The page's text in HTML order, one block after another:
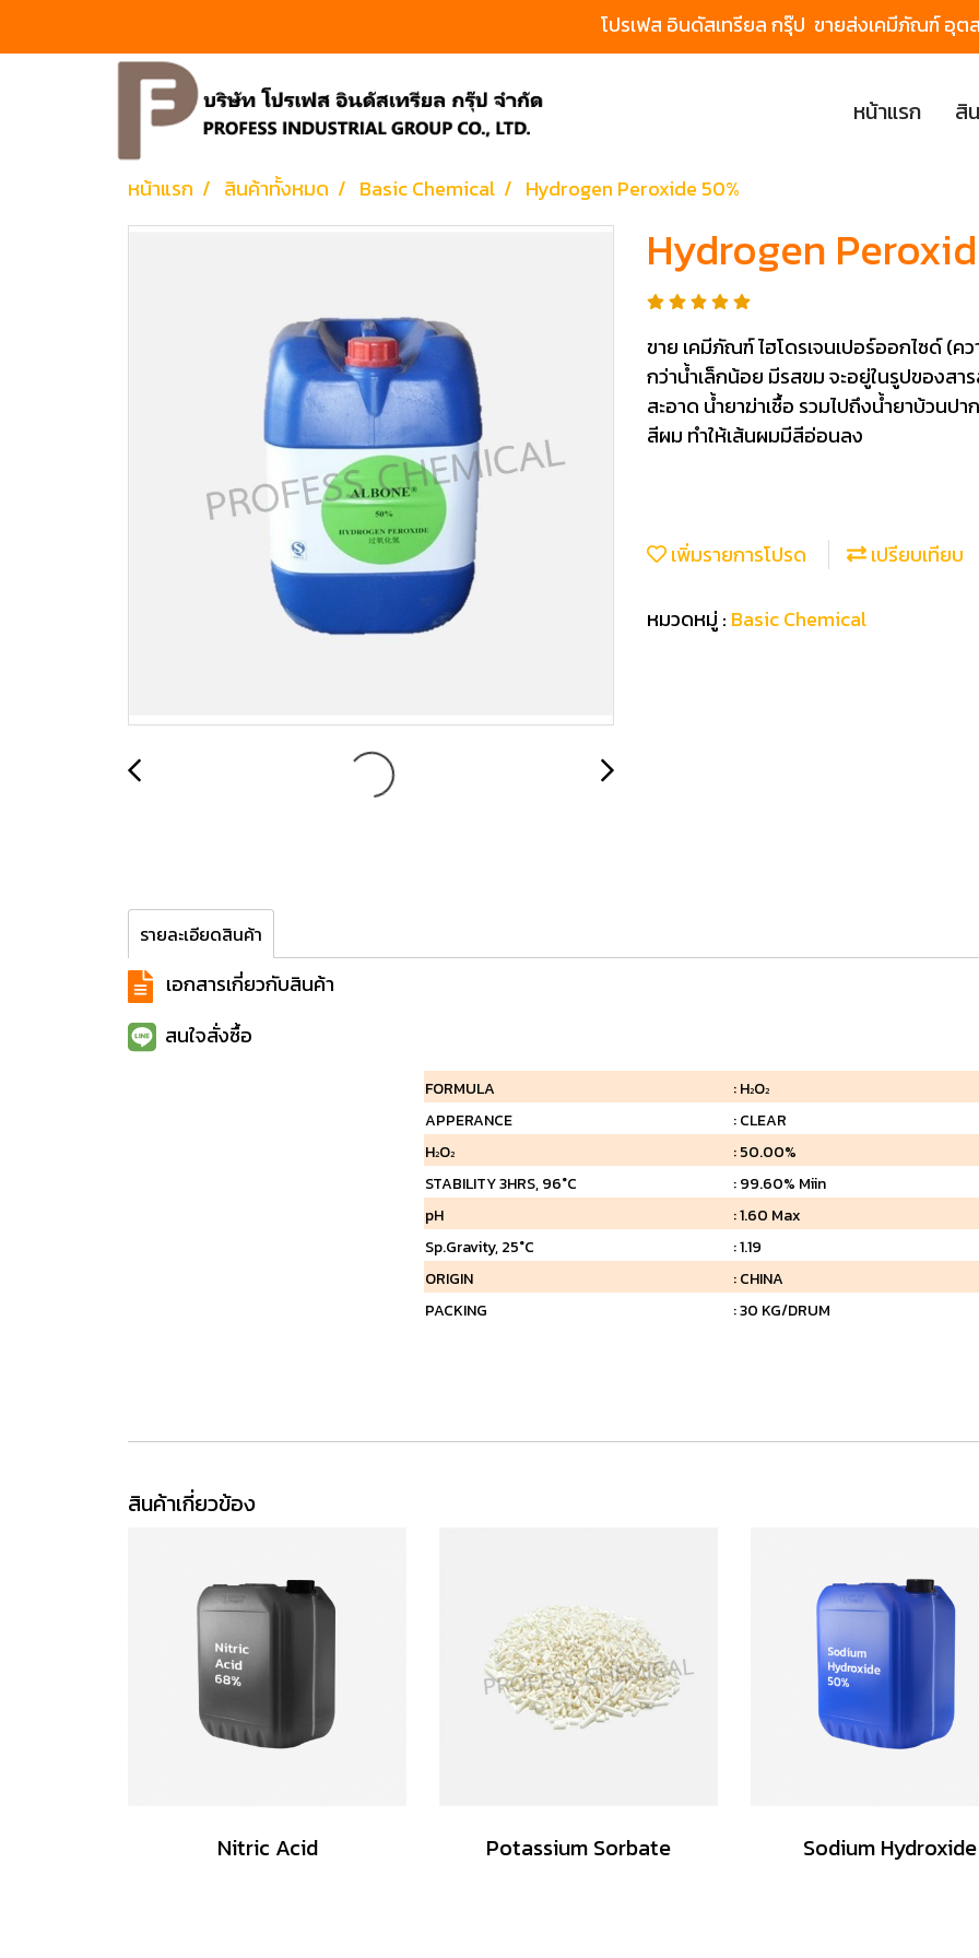
โปรเฟส อินดัสเทรียล กรุ๊ป ขายส่งเคมีภัณฑ์ อุ
หน้าแรก สิ
หน้าแรก สินค้าทั้งหมด Basic Chemical Hydrogen Peroxide 50%
Hydrogen
ขาย เคมีภัณฑ์ ไฮโดรเจนเปอร์ออกไซด์ (
กว่าน้ำเล็กน้อย มีรสขม จะอยู่ในรูปของสา
สะอาด น้ำยาฆ่าเชื้อ รวมไปถึงน้ำยาบ้วนป
สีผม ทำให้เส้นผมมีสีอ่อนลง
เพิ่มรายการโปรด เปรียบเทียบ
หมวดหมู่ : Basic Chemical
รายละเอียดสินค้า
เอกสารเกี่ยวกับสินค้า
สนใจสั่งซื้อ
FORMULA : H2O2
APPERANCE
: CLEAR
H2O2
: 50.00%
STABILITY 3HRS, 96°C
: 99.60% Miin
pH
: 1.60 Max
Sp.Gravity, 25°C
: 1.19
ORIGIN
: CHINA
PACKING
: 30 KG/DRUM
สินค้าเกี่ยวข้อง
Nitric Acid Potassium Sorbate Sodium Hydroxide